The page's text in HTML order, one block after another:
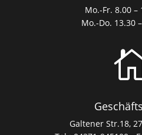
Mo.-Fr. 8.00 –
Mo.-Do. 13.30
Galtener Str.18,